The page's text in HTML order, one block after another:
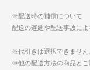
※配送時の補償について
配送の遅延や配送事故に
※代引きは選択できません
※他の配送方法の商品とご